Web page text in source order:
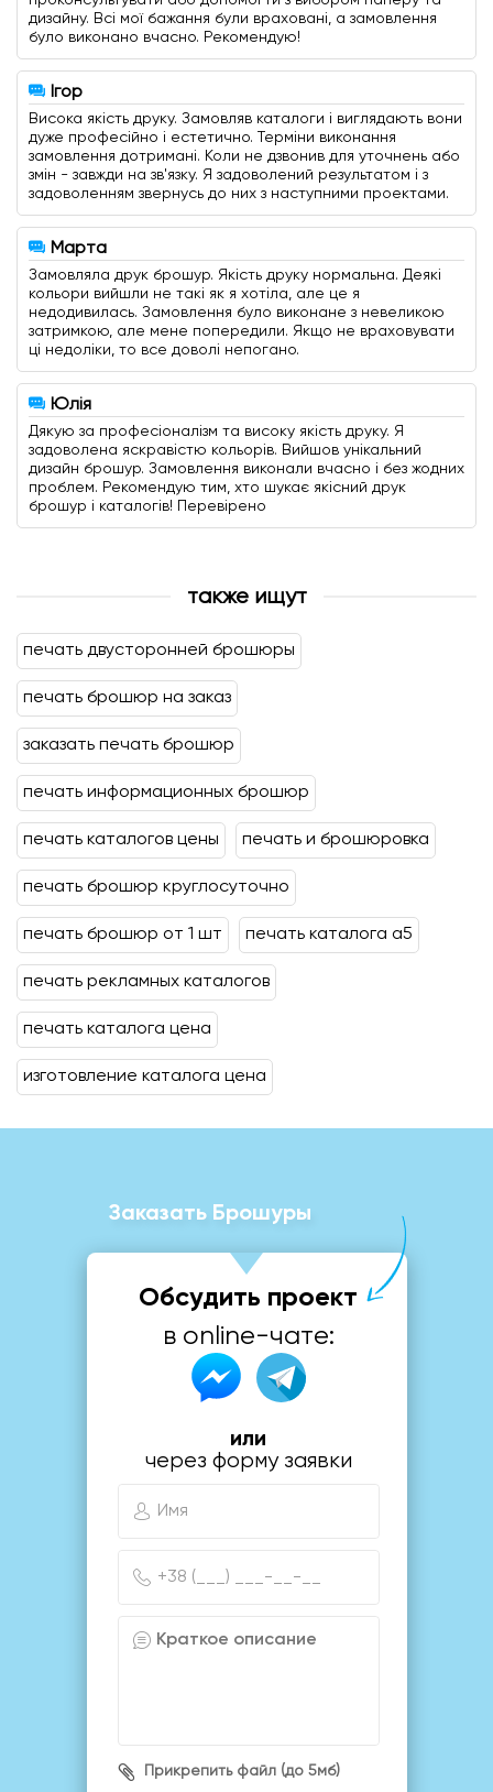
дизайну. Всі мої бажання були враховані, а замовлення
було виконано вчасно. Рекомендую!
Ігор
Висока якість друку. Замовляв каталоги і виглядають вони
дуже професійно і естетично. Терміни виконання
замовлення дотримані. Коли не дзвонив для уточнень або
змін - завжди на зв'язку. Я задоволений результатом і з
задоволенням звернусь до них з наступними проектами.
Марта
Замовляла друк брошур. Якість друку нормальна. Деякі
кольори вийшли не такі як я хотіла, але це я
недодивилась. Замовлення було виконане з невеликою
затримкою, але мене попередили. Якщо не враховувати
ці недоліки, то все доволі непогано.
Юлія
Дякую за професіоналізм та високу якість друку. Я
задоволена яскравістю кольорів. Вийшов унікальний
дизайн брошур. Замовлення виконали вчасно і без жодних
проблем. Рекомендую тим, хто шукає якісний друк
брошур і каталогів! Перевірено
также ищут
печать двусторонней брошюры
печать брошюр на заказ
заказать печать брошюр
печать информационных брошюр
печать каталогов цены печать и брошюровка
печать брошюр круглосуточно
печать брошюр от 1 шт печать каталога а5
печать рекламных каталогов
печать каталога цена
изготовление каталога цена
Заказать Брошуры
Обсудить проект
в online-чате:
или
через форму заявки
Прикрепить файл (до 5мб)